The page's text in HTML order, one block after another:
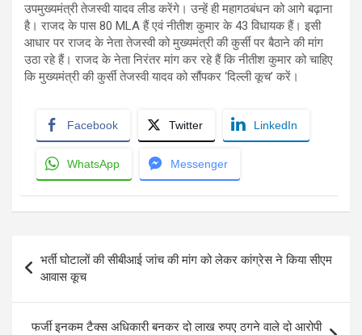
उपमुख्यमंत्री तेजस्वी यादव लीड करेंगे। उन्हें ही महागठबंधन को आगे बढ़ाना
है। राजद के पास 80 MLA हैं एवं नीतीश कुमार के 43 विधायक हैं। इसी
आधार पर राजद के नेता तेजस्वी को मुख्यमंत्री की कुर्सी पर बैठाने की मांग
उठा रहे हैं। राजद के नेता निरंतर मांग कर रहे हैं कि नीतीश कुमार को चाहिए
कि मुख्यमंत्री की कुर्सी तेजस्वी यादव को सौंपकर ‘दिल्ली कूच’ करें।
Facebook Twitter LinkedIn
WhatsApp Messenger
navigation
भर्ती घोटालों की सीबीआई जांच की मांग को लेकर कांग्रेस ने किया सीएम
आवास कूच
फर्जी इनकम टैक्स अधिकारी बनकर दो लाख रुपए ठगने वाले दो आरोपी